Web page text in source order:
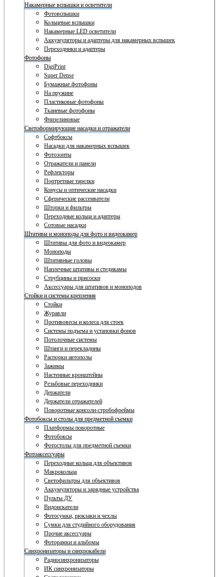
Накамерные вспышки и осветители
Фотовспышки
Кольцевые вспышки
Накамерные LED осветители
Аккумуляторы и адаптеры для накамерных вспышек
Переходники и адаптеры
Фотофоны
DigiPrint
Super Dense
Бумажные фотофоны
На пружине
Пластиковые фотофоны
Тканевые фотофоны
Флизелиновые
Светоформирующие насадки и отражатели
Софтбоксы
Насадки для накамерных вспышек
Фотозонты
Отражатели и панели
Рефлекторы
Портретные тарелки
Конусы и оптические насадки
Сферические рассеиватели
Шторки и фильтры
Переходные кольца и адаптеры
Сотовые насадки
Штативы и моноподы для фото и видеокамер
Штативы для фото и видеокамер
Моноподы
Штативные головы
Наплечные штативы и стедикамы
Струбцины и присоски
Аксессуары для штативов и моноподов
Стойки и системы крепления
Стойки
Журавли
Противовесы и колеса для стоек
Системы подъема и установки фонов
Потолочные системы
Штанги и перекладины
Распорки автополы
Зажимы
Настенные кронштейны
Резьбовые переходники
Держатели
Держатели отражателей
Поворотные консоли-стробофреймы
Фотобоксы и столы для предметной съемки
Платформы поворотные
Фотобоксы
Фотостолы для предметной съемки
Фотоаксессуары
Переходные кольца для объективов
Макрокольца
Светофильтры для объективов
Аккумуляторы и зарядные устройства
Пульты ДУ
Видоискатели
Фотосумки, рюкзаки и чехлы
Сумки для студийного оборудования
Прочие аксессуары
Фоторамки и альбомы
Синхронизаторы и синхрокабели
Радиосинхронизаторы
ИК синхронизаторы